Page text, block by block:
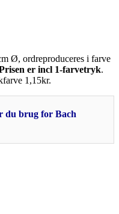
Ø, ordreproduceres i farve
er incl 1-farvetryk.
1,15kr.
du brug for Bach